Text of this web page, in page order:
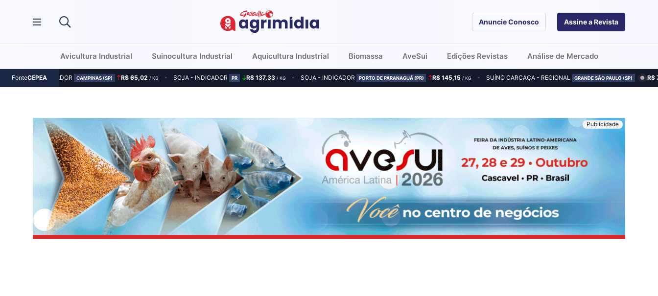
Anuncie Conosco Assine a Revista
Avicultura Industrial Suinocultura Industrial Aquicultura Industrial Biomassa AveSui Edições Revistas Análise de Mercado
FonteCEPEA
MILHO - INDICADOR CAMPINAS (SP) R$ 65,02 / KG SOJA - INDICADOR PR R$ 137,33/ KG SOJA - INDICADOR PORTO DE PARANAGUÁ (PR) R$ 145,15 / KG SUÍNO CARCAÇA - REGIONAL GRANDE SÃO PAULO (SP) R$